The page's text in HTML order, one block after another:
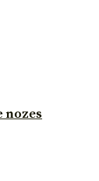
nozes